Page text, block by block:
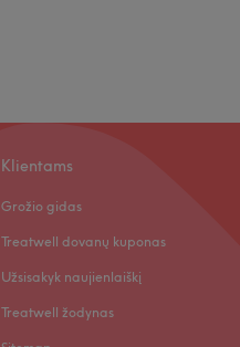
Klientams
Grožio gidas
Treatwell dovanų kuponas
Užsisakyk naujienlaiškį
Treatwell žodynas